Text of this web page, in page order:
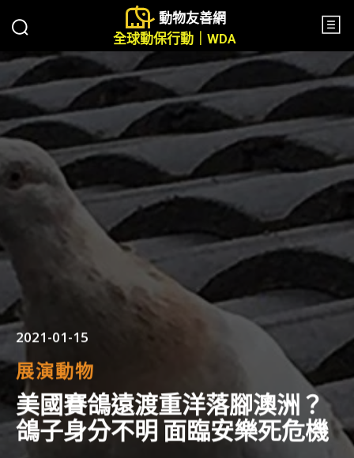
動物友善網
全球動保行動｜WDA
2021-01-15
展演動物
美國賽鴿遠渡重洋落腳澳洲？
鴿子身分不明 面臨安樂死危機